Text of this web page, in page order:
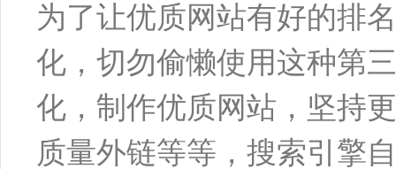
为了让优质网站有好的排
化，切勿偷懒使用这种第
化，制作优质网站，坚持
质量外链等等，搜索引擎